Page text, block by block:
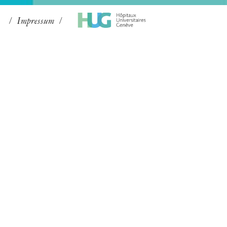
Impressum